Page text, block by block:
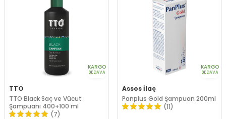
KARGO
BEDAVA
TTO
TTO Black Saç ve Vücut
Şampuanı 400+100 ml
(7)
KARGO
BEDAVA
Assos İlaç
Panplus Gold Şampuan 200ml
(11)